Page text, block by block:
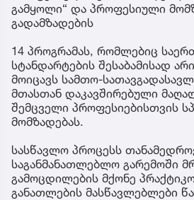
გამყოლი“ და პროფესიული
გადამზადების
14 პროგრამას, რომლებიც
სტანდარტების შესაბამისად
მოიცავს სამთო-
მთასთან დაკავშირებული
შემცველი პროფესიებისთვის
მომზადებას.
სასწავლო პროცესს
საგანმანათლებლო გარემოში
გამოცდილების მქონე
განათლების მასწავლებლები